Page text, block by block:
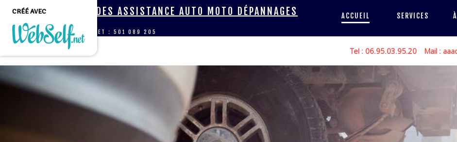
AIDES ASSISTANCE AUTO MOTO DÉPANNAGES
SIRET : 501 089 205
ACCUEIL SERVICES
Tel : 06.95.03.95.20 Mail :
CRÉÉ AVEC
qualité professionnelle
et personnalisable sans
aucune connaissance en
programmation